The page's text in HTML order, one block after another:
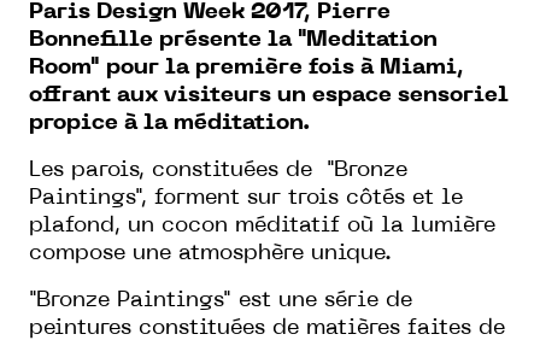
Paris Design Week 2017, Pierre
Bonnefille présente la "Meditation
Room" pour la première fois à Miami,
offrant aux visiteurs un espace sensoriel
propice à la méditation.
Les parois, constituées de "Bronze
Paintings", forment sur trois côtés et le
plafond, un cocon méditatif où la lumière
compose une atmosphère unique.
"Bronze Paintings" est une série de
peintures constituées de matières faites de